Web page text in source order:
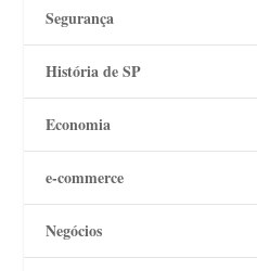
Segurança
História de SP
Economia
e-commerce
Negócios